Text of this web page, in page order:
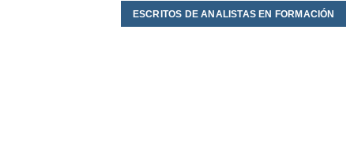
ESCRITOS DE ANALISTAS EN FORMACIÓN